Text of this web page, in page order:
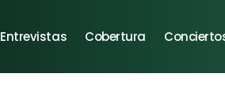
Entrevistas Cobertura